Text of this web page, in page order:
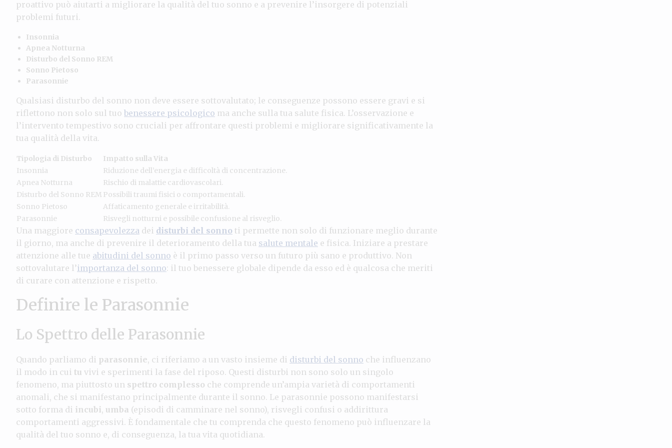
proattivo può aiutarti a migliorare la qualità del tuo sonno e a prevenire l’insorgere di potenziali
problemi futuri.
Insonnia
Apnea Notturna
Disturbo del Sonno REM
Sonno Pietoso
Parasonnie
Qualsiasi disturbo del sonno non deve essere sottovalutato; le conseguenze possono essere gravi e si
riflettono non solo sul tuo benessere psicologico ma anche sulla tua salute fisica. L’osservazione e
l’intervento tempestivo sono cruciali per affrontare questi problemi e migliorare significativamente la
tua qualità della vita.
Tipologia di Disturbo
Impatto sulla Vita
Insonnia
Riduzione dell’energia e difficoltà di concentrazione.
Apnea Notturna
Rischio di malattie cardiovascolari.
Disturbo del Sonno REM Possibili traumi fisici o comportamentali.
Sonno Pietoso
Affaticamento generale e irritabilità.
Parasonnie
Risvegli notturni e possibile confusione al risveglio.
Una maggiore consapevolezza dei disturbi del sonno ti permette non solo di funzionare meglio durante
il giorno, ma anche di prevenire il deterioramento della tua salute mentale e fisica. Iniziare a prestare
attenzione alle tue abitudini del sonno è il primo passo verso un futuro più sano e produttivo. Non
sottovalutare l’importanza del sonno: il tuo benessere globale dipende da esso ed è qualcosa che meriti
di curare con attenzione e rispetto.
Definire le Parasonnie
Lo Spettro delle Parasonnie
Quando parliamo di parasonnie, ci riferiamo a un vasto insieme di disturbi del sonno che influenzano
il modo in cui tu vivi e sperimenti la fase del riposo. Questi disturbi non sono solo un singolo
fenomeno, ma piuttosto un spettro complesso che comprende un’ampia varietà di comportamenti
anomali, che si manifestano principalmente durante il sonno. Le parasonnie possono manifestarsi
sotto forma di incubi, umba (episodi di camminare nel sonno), risvegli confusi o addirittura
comportamenti aggressivi. È fondamentale che tu comprenda che questo fenomeno può influenzare la
qualità del tuo sonno e, di conseguenza, la tua vita quotidiana.